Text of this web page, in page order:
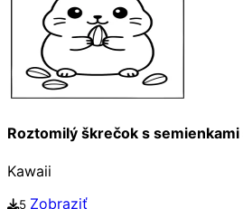
Roztomilý škrečok s
Kawaii
5 Zobraziť